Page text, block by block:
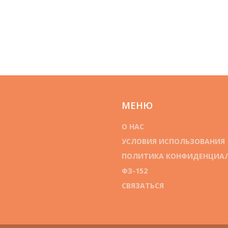
МЕНЮ
О НАС
УСЛОВИЯ ИСПОЛЬЗОВАНИЯ
ПОЛИТИКА
ФЗ-152
СВЯЗАТЬСЯ